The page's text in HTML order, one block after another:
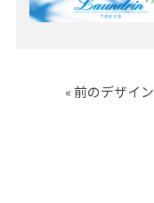
« 前のデザイン